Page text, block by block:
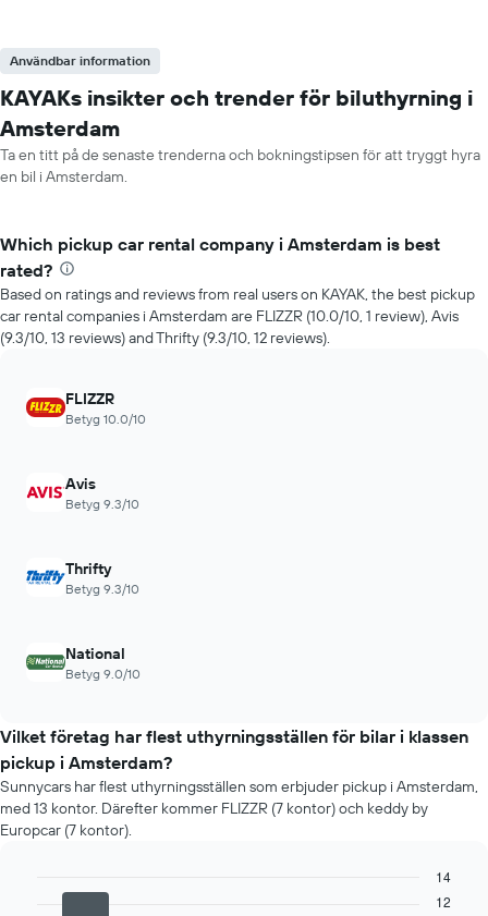
Användbar information
KAYAKs insikter och trender för biluthyrning i
Amsterdam
Ta en titt på de senaste trenderna och bokningstipsen för att tryggt hyra
en bil i Amsterdam.
Which pickup car rental company i Amsterdam is best
rated?
Based on ratings and reviews from real users on KAYAK, the best pickup
car rental companies i Amsterdam are FLIZZR (10.0/10, 1 review), Avis
(9.3/10, 13 reviews) and Thrifty (9.3/10, 12 reviews).
FLIZZR
Betyg 10.0/10
Avis
Betyg 9.3/10
Thrifty
Betyg 9.3/10
National
Betyg 9.0/10
Vilket företag har flest uthyrningsställen för bilar i klassen
pickup i Amsterdam?
Sunnycars har flest uthyrningsställen som erbjuder pickup i Amsterdam,
med 13 kontor. Därefter kommer FLIZZR (7 kontor) och keddy by
Europcar (7 kontor).
12
14